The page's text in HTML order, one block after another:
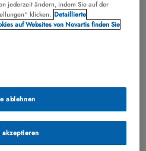
Bereitstellung der
Je nach
beinhaltet der
Angaben mit den
Sitzungsdaten
welche Links
Ihre gekürzte bzw.
Ihre Browser-Version, Ihr
jederzeit ändern, indem Sie auf der
klicken. Detaillierte
auf Websites von Novartis finden Sie
ablehnen